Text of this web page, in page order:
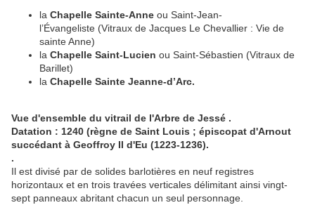
la Chapelle Sainte-Anne ou Saint-Jean-
l’Évangeliste (Vitraux de Jacques Le Chevallier : Vie de
sainte Anne)
la Chapelle Saint-Lucien ou Saint-Sébastien (Vitraux de
Barillet)
la Chapelle Sainte Jeanne-d’Arc.
Vue d'ensemble du vitrail de l'Arbre de Jessé .
Datation : 1240 (règne de Saint Louis ; épiscopat d'Arnout
succédant à Geoffroy II d'Eu (1223-1236).
.
Il est divisé par de solides barlotières en neuf registres
horizontaux et en trois travées verticales délimitant ainsi vingt-
sept panneaux abritant chacun un seul personnage.